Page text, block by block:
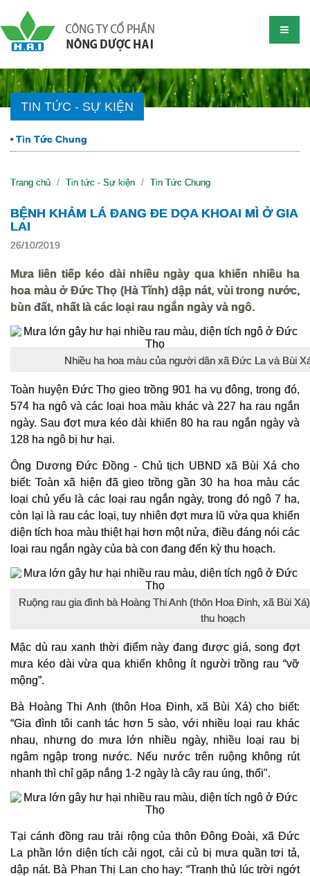
TIN TỨC - SỰ KIỆN
Tin Tức Chung
Trang chủ Tin tức - Sự kiện Tin Tức Chung
BỆNH KHẢM LÁ ĐANG ĐE DỌA KHOAI MÌ Ở GIA
LAI
26/10/2019
Mưa liên tiếp kéo dài nhiều ngày qua khiến nhiều ha
hoa màu ở Đức Thọ (Hà Tĩnh) dập nát, vùi trong nước,
bùn đất, nhất là các loại rau ngắn ngày và ngô.
Nhiều ha hoa màu của người dân xã Đức La và Bùi
Toàn huyện Đức Thọ gieo trồng 901 ha vụ đông, trong đó,
574 ha ngô và các loại hoa màu khác và 227 ha rau ngắn
ngày. Sau đợt mưa kéo dài khiến 80 ha rau ngắn ngày và
128 ha ngô bị hư hại.
Ông Dương Đức Đồng - Chủ tịch UBND xã Bùi Xá cho
biết: Toàn xã hiện đã gieo trồng gần 30 ha hoa màu các
loại chủ yếu là các loại rau ngắn ngày, trong đó ngô 7 ha,
còn lại là rau các loại, tuy nhiên đợt mưa lũ vừa qua khiến
diện tích hoa màu thiệt hại hơn một nửa, điều đáng nói các
loại rau ngắn ngày của bà con đang đến kỳ thu hoạch.
Ruộng rau gia đình bà Hoàng Thi Anh (thôn Hoa Đinh, xã Bùi
thu hoạch
Mặc dù rau xanh thời điểm này đang được giá, song đợt
mưa kéo dài vừa qua khiến không ít người trồng rau “vỡ
mộng”.
Bà Hoàng Thi Anh (thôn Hoa Đinh, xã Bùi Xá) cho biết:
“Gia đình tôi canh tác hơn 5 sào, với nhiều loại rau khác
nhau, nhưng do mưa lớn nhiều ngày, nhiều loại rau bị
ngâm ngập trong nước. Nếu nước trên ruộng không rút
nhanh thì chỉ gặp nắng 1-2 ngày là cây rau úng, thối".
Tại cánh đồng rau trải rộng của thôn Đông Đoài, xã Đức
La phần lớn diện tích cải ngọt, cải củ bị mưa quần tơi tả,
dập nát. Bà Phan Thị Lan cho hay: “Tranh thủ lúc trời ngớt